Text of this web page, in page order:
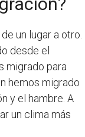
un lugar a otro.
desde el
migrado para
hemos migrado
y el hambre. A
un clima más